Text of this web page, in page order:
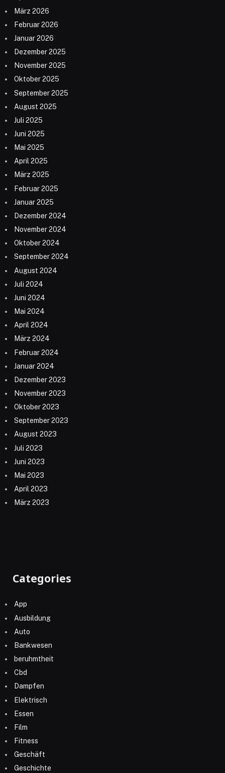
März 2026
Februar 2026
Januar 2026
Dezember 2025
November 2025
Oktober 2025
September 2025
August 2025
Juli 2025
Juni 2025
Mai 2025
April 2025
März 2025
Februar 2025
Januar 2025
Dezember 2024
November 2024
Oktober 2024
September 2024
August 2024
Juli 2024
Juni 2024
Mai 2024
April 2024
März 2024
Februar 2024
Januar 2024
Dezember 2023
November 2023
Oktober 2023
September 2023
August 2023
Juli 2023
Juni 2023
Mai 2023
April 2023
März 2023
Categories
App
Ausbildung
Auto
Bankwesen
beruhmtheit
Cbd
Dampfen
Elektrisch
Essen
Film
Fitness
Geschäft
Geschichte